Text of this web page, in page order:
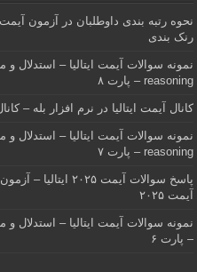
رنک بندی
reasoning – پارت ۸
کانال آیمت ایتالیا در نرم افزار بله –
reasoning – پارت ۷
آیمت ۲۰۲۵
– پارت ۶